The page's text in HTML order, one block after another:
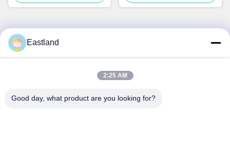
насос
Быстрый контакт
Яньцзы, Гаоми, Город Вэйфан, Провинция Шаньдун,
Eastland
2:25 AM
Good day, what product are you looking for?